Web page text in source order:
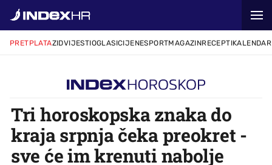
PRETPLATAZIDVIJESTIOGLASICIJENESPORTMAGAZINRECEPTIKALENDAR
Tri horoskopska znaka do
kraja srpnja čeka preokret -
sve će im krenuti nabolje